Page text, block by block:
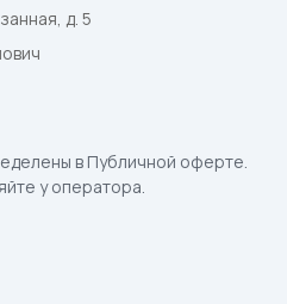
д. 5
в Публичной оферте.
у оператора.